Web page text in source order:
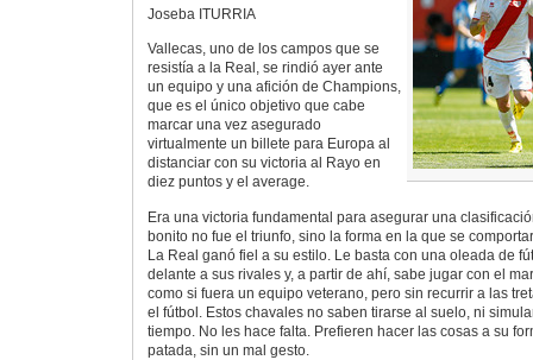
Joseba ITURRIA
Vallecas, uno de los campos que se
resistía a la Real, se rindió ayer ante
un equipo y una afición de Champions,
que es el único objetivo que cabe
marcar una vez asegurado
virtualmente un billete para Europa al
distanciar con su victoria al Rayo en
diez puntos y el average.
Era una victoria fundamental para asegurar una
bonito no fue el triunfo, sino la forma en la que se
La Real ganó fiel a su estilo. Le basta con una oleada de
delante a sus rivales y, a partir de ahí, sabe jugar con el
como si fuera un equipo veterano, pero sin recurrir a las
el fútbol. Estos chavales no saben tirarse al suelo, ni
tiempo. No les hace falta. Prefieren hacer las cosas a su
patada, sin un mal gesto.